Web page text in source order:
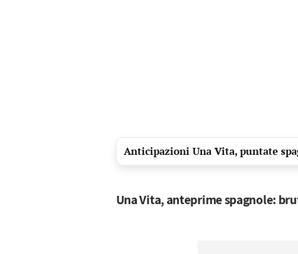
Anticipazioni Una Vita, puntate
Una Vita, anteprime spagnole: